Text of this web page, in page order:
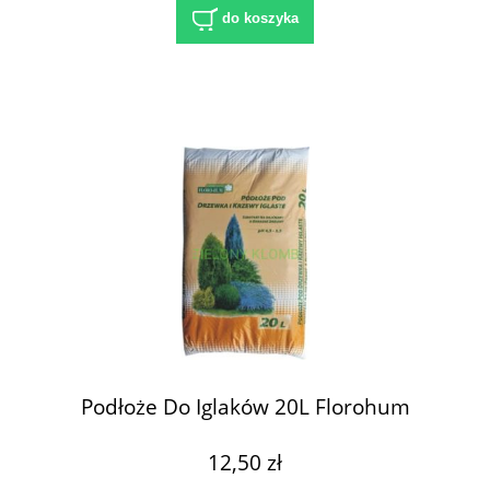
do koszyka
Podłoże Do Iglaków 20L Florohum
12,50 zł